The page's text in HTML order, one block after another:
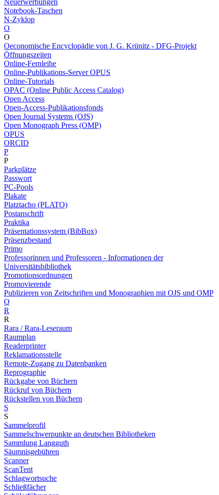
Neuerwerbungen
Notebook-Taschen
N-Zyklop
O
O
Oeconomische Encyclopädie von J. G. Krünitz - DFG-Projekt
Öffnungszeiten
Online-Fernleihe
Online-Publikations-Server OPUS
Online-Tutorials
OPAC (Online Public Access Catalog)
Open Access
Open-Access-Publikationsfonds
Open Journal Systems (OJS)
Open Monograph Press (OMP)
OPUS
ORCID
P
P
Parkplätze
Passwort
PC-Pools
Plakate
Platztacho (PLATO)
Postanschrift
Praktika
Präsentationssystem (BibBox)
Präsenzbestand
Primo
Professorinnen und Professoren - Informationen der
Universitätsbibliothek
Promotionsordnungen
Promovierende
Publizieren von Zeitschriften und Monographien mit OJS und OMP
Q
R
R
Rara / Rara-Leseraum
Raumplan
Readerprinter
Reklamationsstelle
Remote-Zugang zu Datenbanken
Reprographie
Rückgabe von Büchern
Rückruf von Büchern
Rückstellen von Büchern
S
S
Sammelprofil
Sammelschwerpunkte an deutschen Bibliotheken
Sammlung Langguth
Säumnisgebühren
Scanner
ScanTent
Schlagwortsuche
Schließfächer